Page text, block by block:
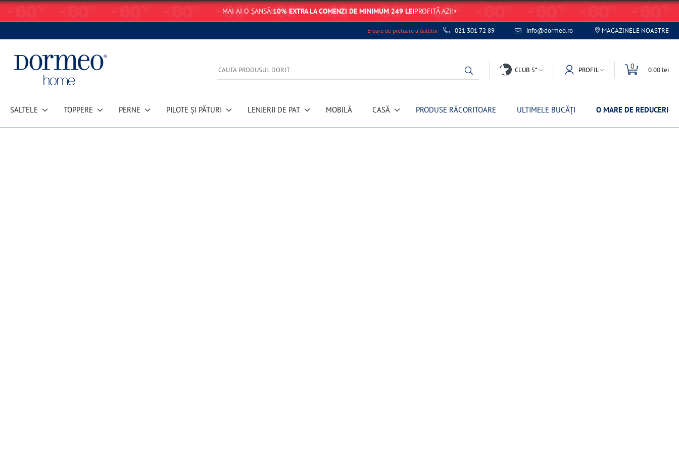
MAI AI O ȘANSĂ!10% EXTRA LA COMENZI DE MINIMUM 249 LEIPROFITĂ AZI!
Eroare de preluare a datelor 021 301 72 89 info@dormeo.ro MAGAZINELE NOASTRE
CLUB 5* PROFIL 0 0.00 lei
SALTELE TOPPERE PERNE PILOTE ȘI PĂTURI LENJERII DE PAT MOBILĂ CASĂ PRODUSE RĂCORITOARE ULTIMELE BUCĂȚI O MARE DE REDUCERI